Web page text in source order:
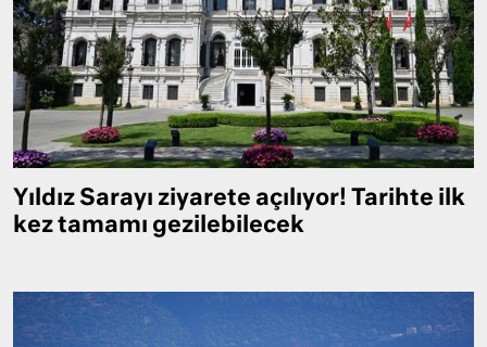
Yıldız Sarayı ziyarete açılıyor! Tarihte ilk
kez tamamı gezilebilecek